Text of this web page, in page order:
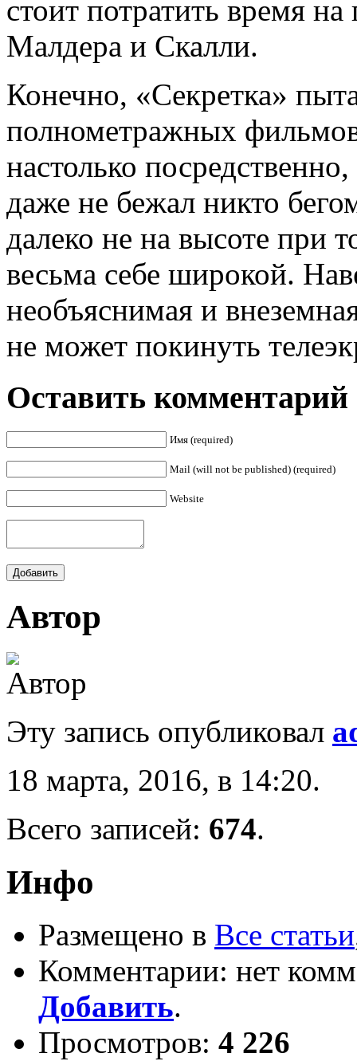
стоит потратить время
Малдера и Скалли.
Конечно, «Секретка»
полнометражных
настолько
даже не бежал никто
далеко не на высоте при
весьма себе широкой.
необъяснимая и
не может покинуть
Оставить комментарий
Имя (required)
Mail (will not be published) (required)
Website
Автор
Эту запись опубликовал
18 марта, 2016, в 14:20.
Всего записей: 674.
Инфо
Размещено в Все статьи
Комментарии: нет
Добавить.
Просмотров: 4 226